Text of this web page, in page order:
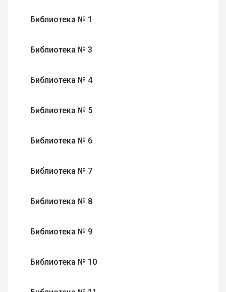
Библиотека № 1
Библиотека № 3
Библиотека № 4
Библиотека № 5
Библиотека № 6
Библиотека № 7
Библиотека № 8
Библиотека № 9
Библиотека № 10